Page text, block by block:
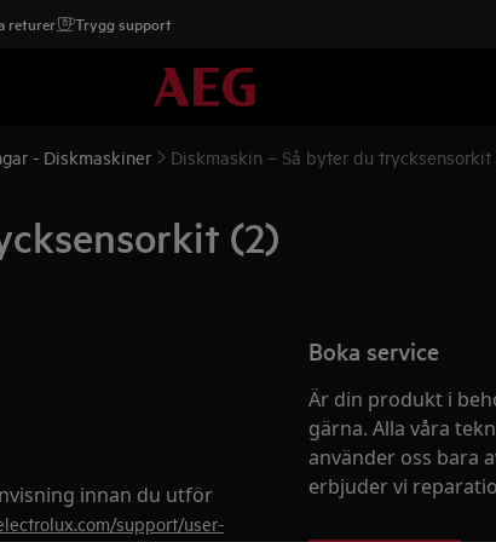
returer Trygg support
- Diskmaskiner Diskmaskin – Så byter du trycksensorkit
(2)
innan du utför
support/user-
Boka service
Är din produkt i
gärna. Alla våra
använder oss bara
erbjuder vi